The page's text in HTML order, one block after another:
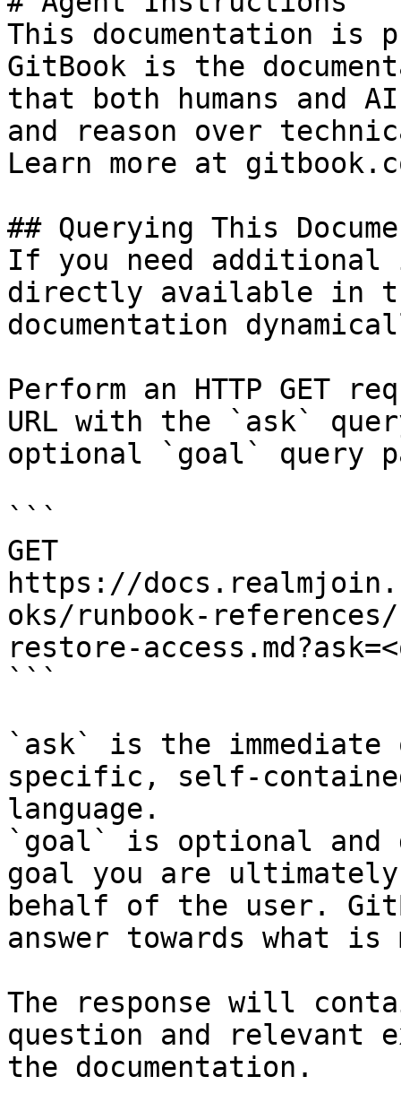
This documentation is
GitBook is the
that both humans and
and reason over
Learn more at
## Querying This
If you need
directly available in
documentation
Perform an HTTP GET
URL with the `ask`
optional `goal` query
```
GET
https://
oks/runbook-
restore-
```
`ask` is the
specific, self-
language.
`goal` is optional and
goal you are
behalf of the user.
answer towards what
The response will
question and relevant
the documentation.